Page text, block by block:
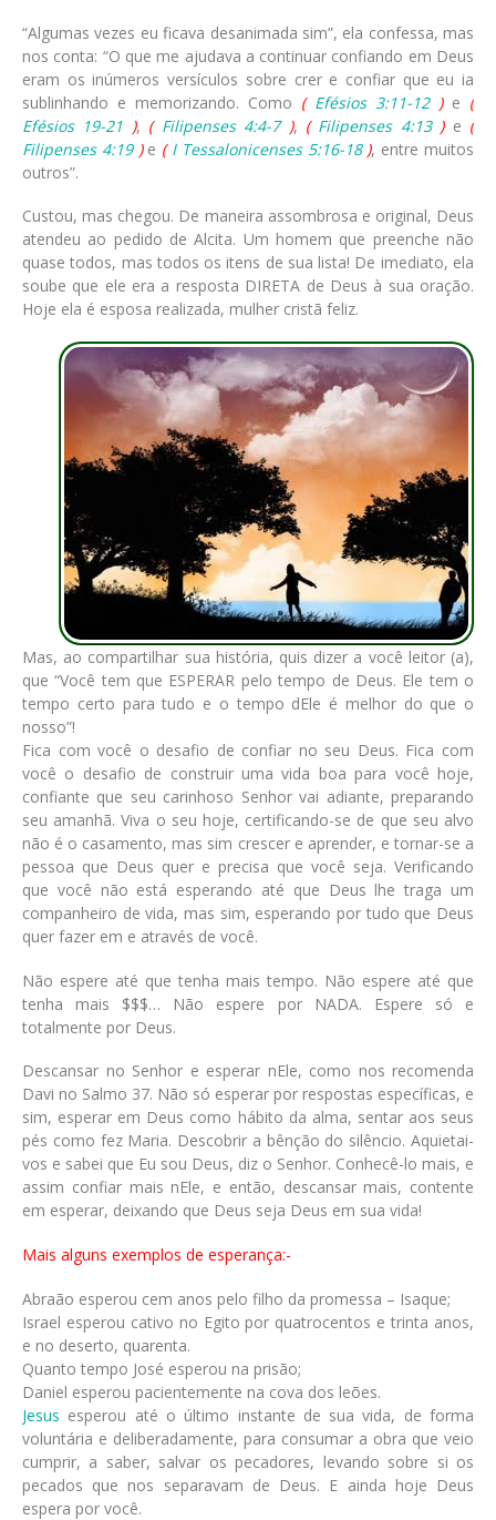
“Algumas vezes eu ficava desanimada sim”, ela confessa, mas
nos conta: “O que me ajudava a continuar confiando em Deus
eram os inúmeros versículos sobre crer e confiar que eu ia
sublinhando e memorizando. Como ( Efésios 3:11-12)e (
Efésios 19-21 ), ( Filipenses 4:4-7), ( Filipenses 4:13)e (
Filipenses 4:19)e ( I Tessalonicenses 5:16-18), entre muitos
outros”.
Custou, mas chegou. De maneira assombrosa e original, Deus
atendeu ao pedido de Alcita. Um homem que preenche não
quase todos, mas todos os itens de sua lista! De imediato, ela
soube que ele era a resposta DIRETA de Deus à sua oração.
Hoje ela é esposa realizada, mulher cristã feliz.
Mas, ao compartilhar sua história, quis dizer a você leitor (a),
que “Você tem que ESPERAR pelo tempo de Deus. Ele tem o
tempo certo para tudo e o tempo dEle é melhor do que o
nosso”!
Fica com você o desafio de confiar no seu Deus. Fica com
você o desafio de construir uma vida boa para você hoje,
confiante que seu carinhoso Senhor vai adiante, preparando
seu amanhã. Viva o seu hoje, certificando-se de que seu alvo
não é o casamento, mas sim crescer e aprender, e tornar-se a
pessoa que Deus quer e precisa que você seja. Verificando
que você não está esperando até que Deus lhe traga um
companheiro de vida, mas sim, esperando por tudo que Deus
quer fazer em e através de você.
Não espere até que tenha mais tempo. Não espere até que
tenha mais $$$… Não espere por NADA. Espere só e
totalmente por Deus.
Descansar no Senhor e esperar nEle, como nos recomenda
Davi no Salmo 37. Não só esperar por respostas específicas, e
sim, esperar em Deus como hábito da alma, sentar aos seus
pés como fez Maria. Descobrir a bênção do silêncio. Aquietai-
vos e sabei que Eu sou Deus, diz o Senhor. Conhecê-lo mais, e
assim confiar mais nEle, e então, descansar mais, contente
em esperar, deixando que Deus seja Deus em sua vida!
Mais alguns exemplos de esperança:-
Abraão esperou cem anos pelo filho da promessa – Isaque;
Israel esperou cativo no Egito por quatrocentos e trinta anos,
e no deserto, quarenta.
Quanto tempo José esperou na prisão;
Daniel esperou pacientemente na cova dos leões.
Jesus esperou até o último instante de sua vida, de forma
voluntária e deliberadamente, para consumar a obra que veio
cumprir, a saber, salvar os pecadores, levando sobre si os
pecados que nos separavam de Deus. E ainda hoje Deus
espera por você.